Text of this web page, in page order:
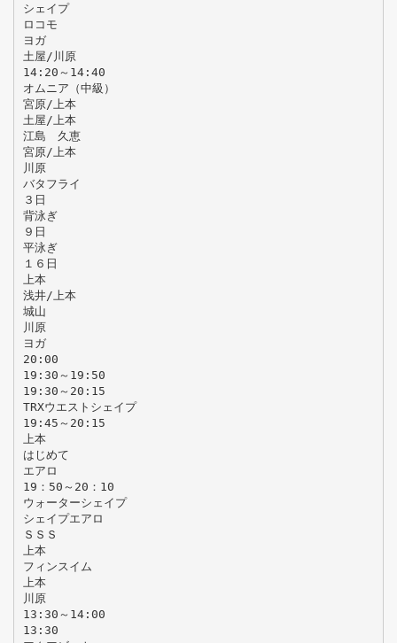
シェイプ
ロコモ
ヨガ
土屋/川原
14:20～14:40
オムニア（中級）
宮原/上本
土屋/上本
江島 久恵
宮原/上本
川原
バタフライ
３日
背泳ぎ
９日
平泳ぎ
１６日
上本
浅井/上本
城山
川原
ヨガ
20:00
19:30～19:50
19:30～20:15
TRXウエストシェイプ
19:45～20:15
上本
はじめて
エアロ
19：50～20：10
ウォーターシェイプ
シェイプエアロ
ＳＳＳ
上本
フィンスイム
上本
川原
13:30～14:00
13:30